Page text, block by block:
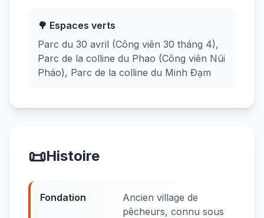
🌳 Espaces verts
Parc du 30 avril (Công viên 30 tháng 4),
Parc de la colline du Phao (Công viên Núi
Pháo), Parc de la colline du Minh Đạm
📜Histoire
Fondation
Ancien village de
pêcheurs, connu sous